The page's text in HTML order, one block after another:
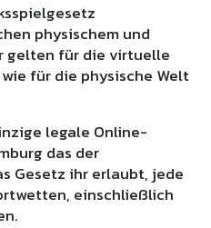
physischem und
gelten für die virtuelle
für die physische Welt
legale Online-
das der
Gesetz ihr erlaubt, jede
einschließlich